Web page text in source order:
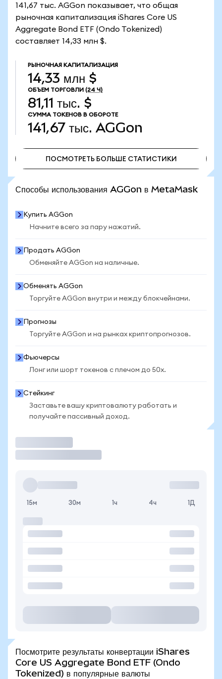
141,67 тыс. AGGon показывает, что общая
рыночная капитализация iShares Core US
Aggregate Bond ETF (Ondo Tokenized)
составляет 14,33 млн $.
РЫНОЧНАЯ КАПИТАЛИЗАЦИЯ
14,33 млн $
ОБЪЕМ ТОРГОВЛИ (24 Ч)
81,11 тыс. $
СУММА ТОКЕНОВ В ОБОРОТЕ
141,67 тыс. AGGon
ПОСМОТРЕТЬ БОЛЬШЕ СТАТИСТИКИ
Способы использования AGGon в MetaMask
Купить AGGon
Начните всего за пару нажатий.
Продать AGGon
Обменяйте AGGon на наличные.
Обменять AGGon
Торгуйте AGGon внутри и между блокчейнами.
Прогнозы
Торгуйте AGGon и на рынках криптопрогнозов.
Фьючерсы
Лонг или шорт токенов с плечом до 50x.
Стейкинг
Заставьте вашу криптовалюту работать и
получайте пассивный доход.
15м 30м 1ч 4ч 1Д
Посмотрите результаты конвертации iShares
Core US Aggregate Bond ETF (Ondo
Tokenized) в популярные валюты